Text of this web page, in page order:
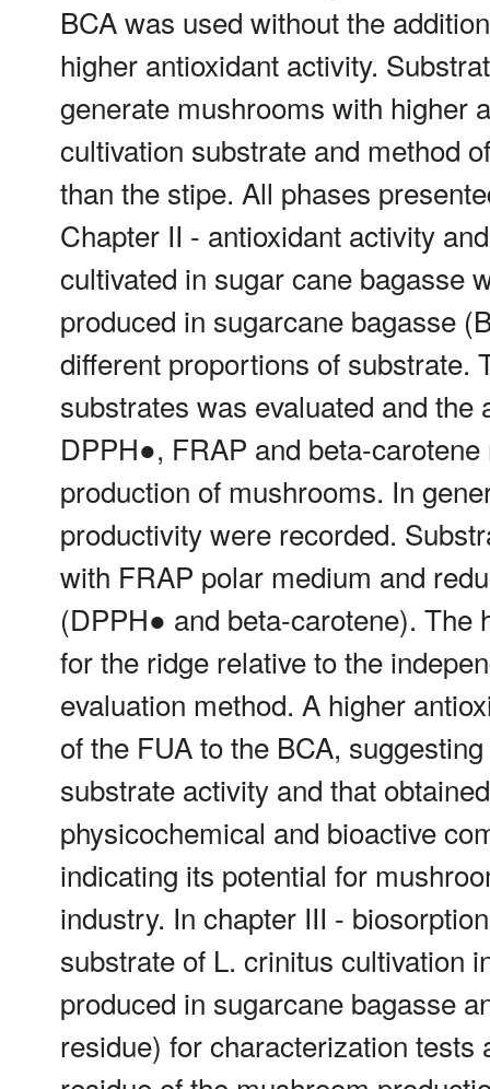
BCA was used without the
higher antioxidant activity.
generate mushrooms with higher
cultivation substrate and method
than the stipe. All phases
Chapter II - antioxidant activity
cultivated in sugar cane bagasse
produced in sugarcane bagasse
different proportions of substrate.
substrates was evaluated and
DPPH●, FRAP and beta-
production of mushrooms. In
productivity were recorded.
with FRAP polar medium and
(DPPH● and beta-carotene). The
for the ridge relative to the
evaluation method. A higher
of the FUA to the BCA,
substrate activity and that
physicochemical and bioactive
indicating its potential for
industry. In chapter III -
substrate of L. crinitus cultivation
produced in sugarcane bagasse
residue) for characterization